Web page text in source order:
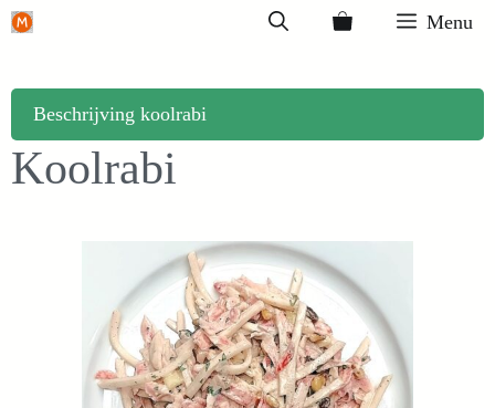
Ga
inhoud
Menu
Beschrijving koolrabi
Koolrabi